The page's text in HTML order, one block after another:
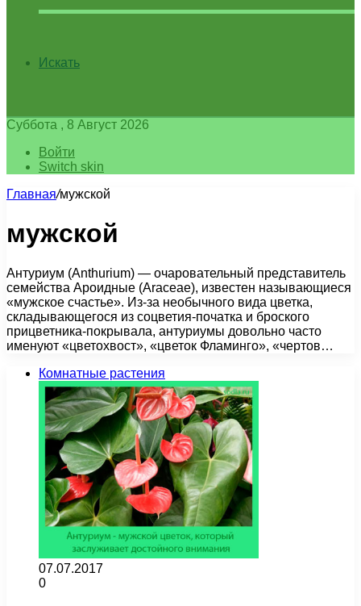
Искать
Суббота , 8 Август 2026
Войти
Switch skin
Главная/мужской
мужской
Антуриум (Anthurium) — очаровательный представитель
семейства Ароидные (Araceae), известен называющиеся
«мужское счастье». Из-за необычного вида цветка,
складывающегося из соцветия-початка и броского
прицветника-покрывала, антуриумы довольно часто
именуют «цветохвост», «цветок Фламинго», «чертов…
Комнатные растения
07.07.2017
0